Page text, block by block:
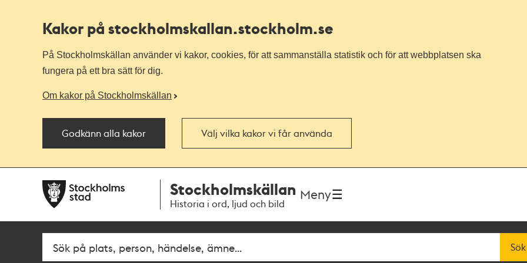
Kakor på stockholmskallan.stockholm.se
På Stockholmskällan använder vi kakor, cookies, för att sammanställa statistik och för att webbplatsen ska
fungera på ett bra sätt för dig.
Om kakor på Stockholmskällan
Godkänn alla kakor Välj vilka kakor vi får använda
navigationen
huvudinnehållet
Stockholmskällan
Historia i ord, ljud och bild
Meny
Fritextsök Sök